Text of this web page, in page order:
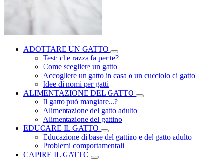
ADOTTARE UN GATTO
Test: che razza fa per te?
Come scegliere un gatto
Accogliere un gatto in casa o un cucciolo di gatto
Idee di nomi per gatti
ALIMENTAZIONE DEL GATTO
Il gatto può mangiare...?
Alimentazione del gatto adulto
Alimentazione del gattino
EDUCARE IL GATTO
Educazione di base del gattino e del gatto adulto
Problemi comportamentali
CAPIRE IL GATTO